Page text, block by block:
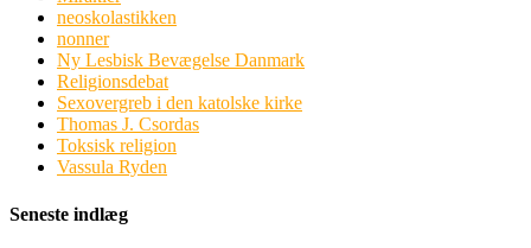
neoskolastikken
nonner
Ny Lesbisk Bevægelse Danmark
Religionsdebat
Sexovergreb i den katolske kirke
Thomas J. Csordas
Toksisk religion
Vassula Ryden
Seneste indlæg